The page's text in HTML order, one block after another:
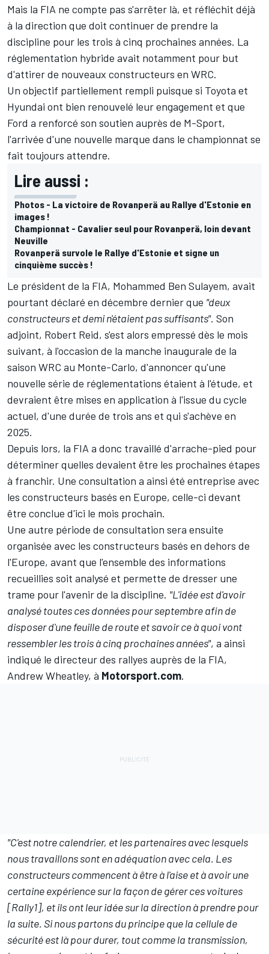
Mais la FIA ne compte pas s'arrêter là, et réfléchit déjà
à la direction que doit continuer de prendre la
discipline pour les trois à cinq prochaines années. La
réglementation hybride avait notamment pour but
d'attirer de nouveaux constructeurs en WRC.
Un objectif partiellement rempli puisque si Toyota et
Hyundai ont bien renouvelé leur engagement et que
Ford a renforcé son soutien auprès de M-Sport,
l'arrivée d'une nouvelle marque dans le championnat se
fait toujours attendre.
Lire aussi :
Photos - La victoire de Rovanperä au Rallye d'Estonie en
images !
Championnat - Cavalier seul pour Rovanperä, loin devant
Neuville
Rovanperä survole le Rallye d'Estonie et signe un
cinquième succès !
Le président de la FIA, Mohammed Ben Sulayem, avait
pourtant déclaré en décembre dernier que "deux
constructeurs et demi n'étaient pas suffisants". Son
adjoint, Robert Reid, s'est alors empressé dès le mois
suivant, à l'occasion de la manche inaugurale de la
saison WRC au Monte-Carlo, d'annoncer qu'une
nouvelle série de réglementations étaient à l'étude, et
devraient être mises en application à l'issue du cycle
actuel, d'une durée de trois ans et qui s'achève en
2025.
Depuis lors, la FIA a donc travaillé d'arrache-pied pour
déterminer quelles devaient être les prochaines étapes
à franchir. Une consultation a ainsi été entreprise avec
les constructeurs basés en Europe, celle-ci devant
être conclue d'ici le mois prochain.
Une autre période de consultation sera ensuite
organisée avec les constructeurs basés en dehors de
l'Europe, avant que l'ensemble des informations
recueillies soit analysé et permette de dresser une
trame pour l'avenir de la discipline. "L'idée est d'avoir
analysé toutes ces données pour septembre afin de
disposer d'une feuille de route et savoir ce à quoi vont
ressembler les trois à cinq prochaines années", a ainsi
indiqué le directeur des rallyes auprès de la FIA,
Andrew Wheatley, à Motorsport.com.
"C'est notre calendrier, et les partenaires avec lesquels
nous travaillons sont en adéquation avec cela. Les
constructeurs commencent à être à l'aise et à avoir une
certaine expérience sur la façon de gérer ces voitures
[Rally1], et ils ont leur idée sur la direction à prendre pour
la suite. Si nous partons du principe que la cellule de
sécurité est là pour durer, tout comme la transmission,